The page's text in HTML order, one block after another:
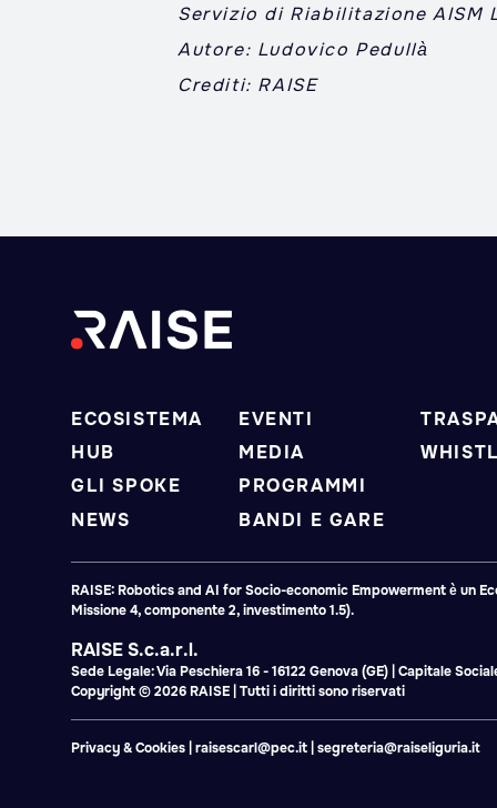
Servizio di Riabilitazione AISM
Autore: Ludovico Pedullà
Crediti: RAISE
ECOSISTEMA
HUB
GLI SPOKE
NEWS
EVENTI
MEDIA
PROGRAMMI
BANDI E GARE
RAISE: Robotics and AI for Socio-economic Empowerment è un
Missione 4, componente 2, investimento 1.5).
RAISE S.c.a.r.l.
Sede Legale: Via Peschiera 16 - 16122 Genova (GE) | Capitale
Copyright © 2026 RAISE | Tutti i diritti sono riservati
Privacy & Cookies raisescarl@pec.it segreteria@raiseliguria.it